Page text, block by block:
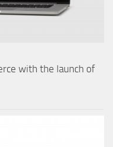
with the launch of